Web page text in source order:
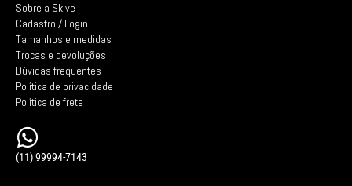
Sobre a Skive
Cadastro / Login
Tamanhos e medidas
Trocas e devoluções
Dúvidas frequentes
Política de privacidade
Política de frete
(11) 99994-7143